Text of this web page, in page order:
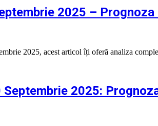
2025 –
2025, acest articol îți oferă analiza
Septembrie 2025: